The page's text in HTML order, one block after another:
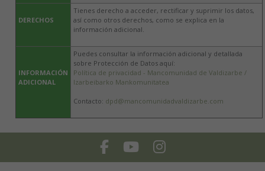
DERECHOS
Tienes derecho a acceder, rectificar y suprimir los datos,
así como otros derechos, como se explica en la
información adicional.
INFORMACIÓN
ADICIONAL
Puedes consultar la información adicional y detallada
sobre Protección de Datos aquí:
Política de privacidad - Mancomunidad de Valdizarbe /
Izarbeibarko Mankomunitatea
Contacto: dpd@mancomunidadvaldizarbe.com
FacebookYoutubeInstagram